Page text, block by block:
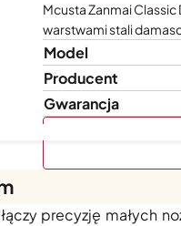
Mcusta Zanmai
warstwami stali
Model
Producent
Gwarancja
narzędzie
precyzję małych